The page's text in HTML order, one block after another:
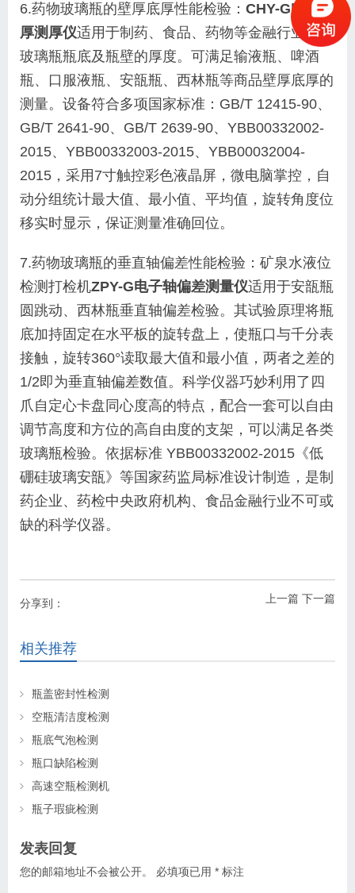
6.药物玻璃瓶的壁厚底厚性能检验： CHY-G电子壁
厚测厚仪适用于制药、食品、药物等金融行业测量
玻璃瓶瓶底及瓶壁的厚度。可满足输液瓶、啤酒
瓶、口服液瓶、安瓿瓶、西林瓶等商品壁厚底厚的
测量。设备符合多项国家标准：GB/T 12415-90、
GB/T 2641-90、GB/T 2639-90、YBB00332002-
2015、YBB00332003-2015、YBB00032004-
2015，采用7寸触控彩色液晶屏，微电脑掌控，自
动分组统计最大值、最小值、平均值，旋转角度位
移实时显示，保证测量准确回位。
7.药物玻璃瓶的垂直轴偏差性能检验：矿泉水液位
检测打检机ZPY-G电子轴偏差测量仪适用于安瓿瓶
圆跳动、西林瓶垂直轴偏差检验。其试验原理将瓶
底加持固定在水平板的旋转盘上，使瓶口与千分表
接触，旋转360°读取最大值和最小值，两者之差的
1/2即为垂直轴偏差数值。科学仪器巧妙利用了四
爪自定心卡盘同心度高的特点，配合一套可以自由
调节高度和方位的高自由度的支架，可以满足各类
玻璃瓶检验。依据标准 YBB00332002-2015《低
硼硅玻璃安瓿》等国家药监局标准设计制造，是制
药企业、药检中央政府机构、食品金融行业不可或
缺的科学仪器。
上一篇 下一篇
分享到：
相关推荐
瓶盖密封性检测
空瓶清洁度检测
瓶底气泡检测
瓶口缺陷检测
高速空瓶检测机
瓶子瑕疵检测
发表回复
您的邮箱地址不会被公开。 必填项已用 * 标注